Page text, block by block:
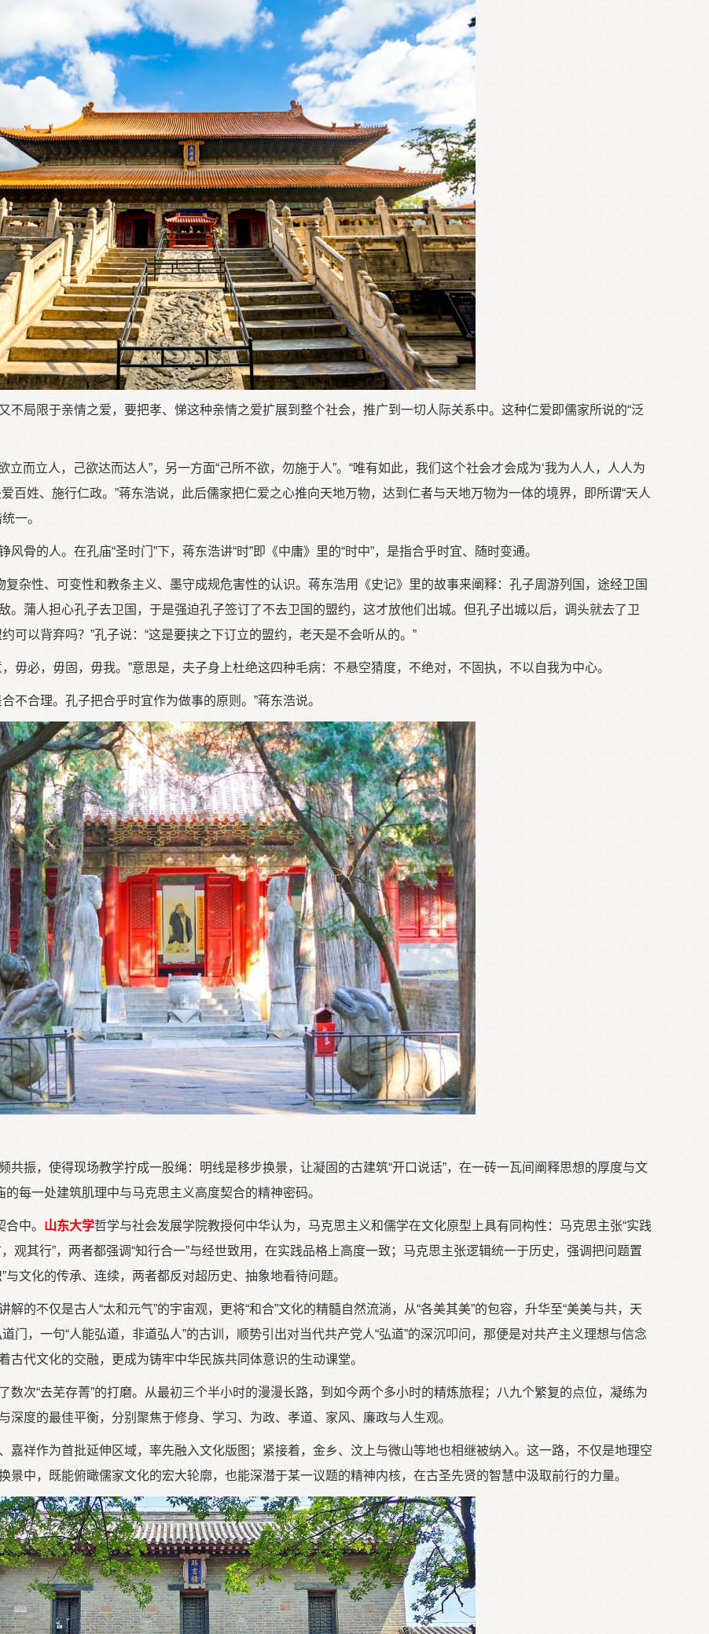
不局限于亲情之爱，要把孝、悌这种亲情之爱扩展到整个社会，推广到一切人际关系中。这种仁爱即儒家所说的“泛
立而立人，己欲达而达人”，另一方面“己所不欲，勿施于人”。“唯有如此，我们这个社会才会成为‘我为人人，人人为
百姓、施行仁政。”蒋东浩说，此后儒家把仁爱之心推向天地万物，达到仁者与天地万物为一体的境界，即所谓“天人
一。
骨的人。在孔庙“圣时门”下，蒋东浩讲“时”即《中庸》里的“时中”，是指合乎时宜、随时变通。
复杂性、可变性和教条主义、墨守成规危害性的认识。蒋东浩用《史记》里的故事来阐释：孔子周游列国，途经卫国
。蒲人担心孔子去卫国，于是强迫孔子签订了不去卫国的盟约，这才放他们出城。但孔子出城以后，调头就去了卫
可以背弃吗？”孔子说：“这是要挟之下订立的盟约，老天是不会听从的。”
毋必，毋固，毋我。”意思是，夫子身上杜绝这四种毛病：不悬空猜度，不绝对，不固执，不以自我为中心。
不合理。孔子把合乎时宜作为做事的原则。”蒋东浩说。
共振，使得现场教学拧成一股绳：明线是移步换景，让凝固的古建筑“开口说话”，在一砖一瓦间阐释思想的厚度与文
每一处建筑肌理中与马克思主义高度契合的精神密码。
中。 山东大学哲学与社会发展学院教授何中华认为，马克思主义和儒学在文化原型上具有同构性：马克思主张“实践
观其行”，两者都强调“知行合一”与经世致用，在实践品格上高度一致；马克思主张逻辑统一于历史，强调把问题置
文化的传承、连续，两者都反对超历史、抽象地看待问题。
的不仅是古人“太和元气”的宇宙观，更将“和合”文化的精髓自然流淌，从“各美其美”的包容，升华至“美美与共，天
门，一句“人能弘道，非道弘人”的古训，顺势引出对当代共产党人“弘道”的深沉叩问，那便是对共产主义理想与信念
代文化的交融，更成为铸牢中华民族共同体意识的生动课堂。
数次“去芜存菁”的打磨。从最初三个半小时的漫漫长路，到如今两个多小时的精炼旅程；八九个繁复的点位，凝练为
度的最佳平衡，分别聚焦于修身、学习、为政、孝道、家风、廉政与人生观。
嘉祥作为首批延伸区域，率先融入文化版图；紧接着，金乡、汶上与微山等地也相继被纳入。这一路，不仅是地理空
中，既能俯瞰儒家文化的宏大轮廓，也能深潜于某一议题的精神内核，在古圣先贤的智慧中汲取前行的力量。